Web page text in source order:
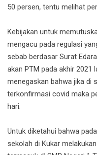
50 persen, tentu melihat
Kebijakan untuk
mengacu pada regulasi
sebab berdasar Surat
akan PTM pada akhir 2021
menegaskan bahwa jika di
terkonfirmasi covid maka
hari.
Untuk diketahui bahwa
sekolah di Kukar